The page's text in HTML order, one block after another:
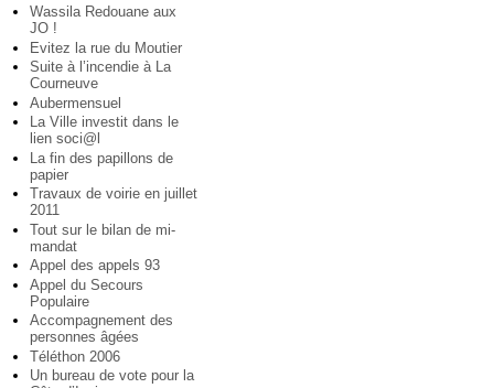
Wassila Redouane aux
JO !
Evitez la rue du Moutier
Suite à l’incendie à La
Courneuve
Aubermensuel
La Ville investit dans le
lien soci@l
La fin des papillons de
papier
Travaux de voirie en juillet
2011
Tout sur le bilan de mi-
mandat
Appel des appels 93
Appel du Secours
Populaire
Accompagnement des
personnes âgées
Téléthon 2006
Un bureau de vote pour la